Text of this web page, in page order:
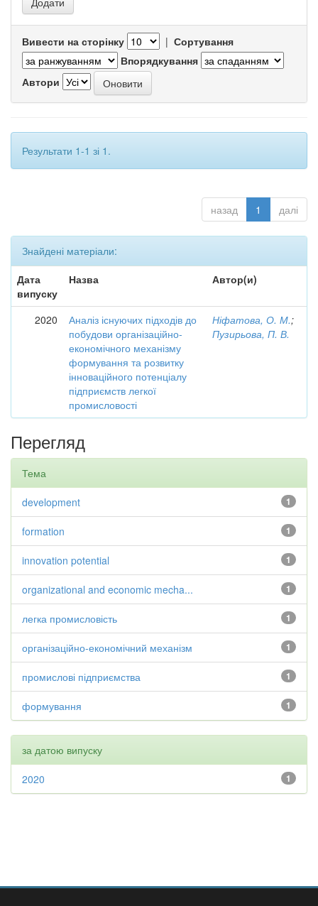
Вивести на сторінку | Сортування
Впорядкування
Автори
Результати 1-1 зі 1.
назад 1 далі
Знайдені матеріали:
Дата
випуску
Назва Автор(и)
2020
Аналіз існуючих підходів до
побудови організаційно-
економічного механізму
формування та розвитку
інноваційного потенціалу
підприємств легкої
промисловості
Ніфатова, О. М.;
Пузирьова, П. В.
Перегляд
Тема
1
development
1
formation
1
innovation potential
1
organizational and economic mecha...
1
легка промисловість
1
організаційно-економічний механізм
1
промислові підприємства
1
формування
за датою випуску
1
2020